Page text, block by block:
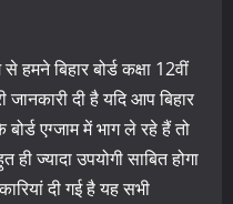
बिहार बोर्ड कक्षा 12वीं
दी है यदि आप बिहार
एग्जाम में भाग ले रहे हैं तो
ज्यादा उपयोगी साबित होगा
दी गई है यह सभी